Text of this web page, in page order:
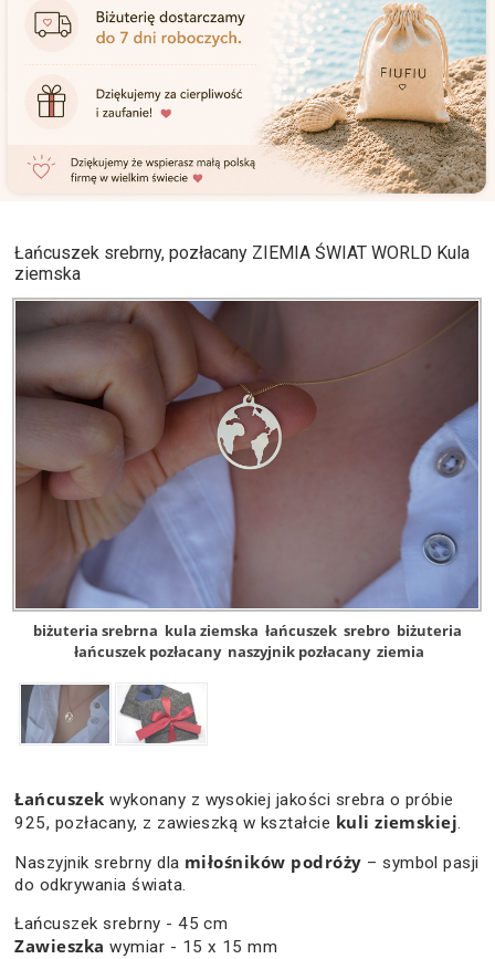
Łańcuszek srebrny, pozłacany ZIEMIA ŚWIAT WORLD Kula
ziemska
biżuteria srebrna kula ziemska łańcuszek srebro biżuteria
łańcuszek pozłacany naszyjnik pozłacany ziemia
Łańcuszekwykonany z wysokiej jakości srebra o próbie
925, pozłacany, z zawieszką w kształcie kuli ziemskiej.
Naszyjnik srebrny dla miłośników podróży – symbol pasji
do odkrywania świata.
Łańcuszek srebrny - 45 cm
Zawieszkawymiar - 15 x 15 mm